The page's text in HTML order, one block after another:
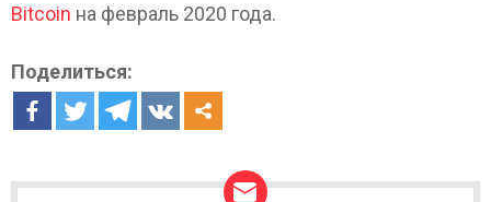
Bitcoin на февраль 2020 года.
Поделиться: